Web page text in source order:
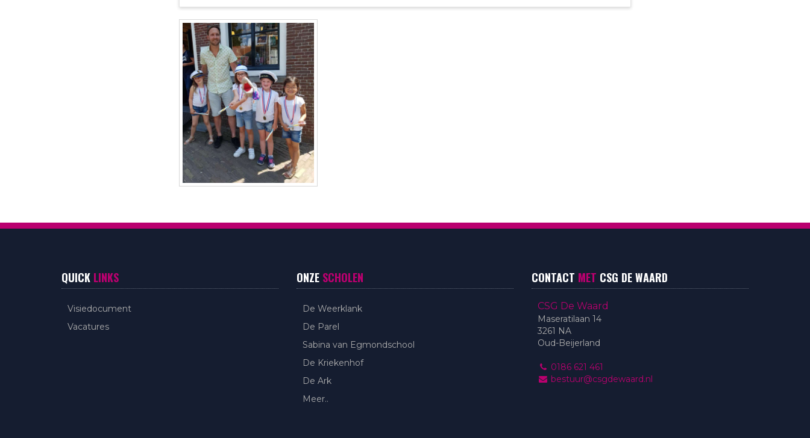
QUICK LINKS
Visiedocument
Vacatures
ONZE SCHOLEN
De Weerklank
De Parel
Sabina van Egmondschool
De Kriekenhof
De Ark
Meer..
CONTACT MET CSG DE WAARD
CSG De Waard
Maseratilaan 14
3261 NA
Oud-Beijerland
0186 621 461
bestuur@csgdewaard.nl